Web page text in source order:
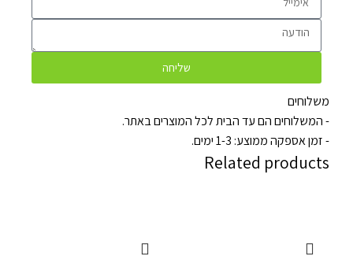
שליחה
משלוחים
- המשלוחים הם עד הבית לכל המוצרים באתר.
- זמן אספקה ממוצע: 1-3 ימים.
Related products